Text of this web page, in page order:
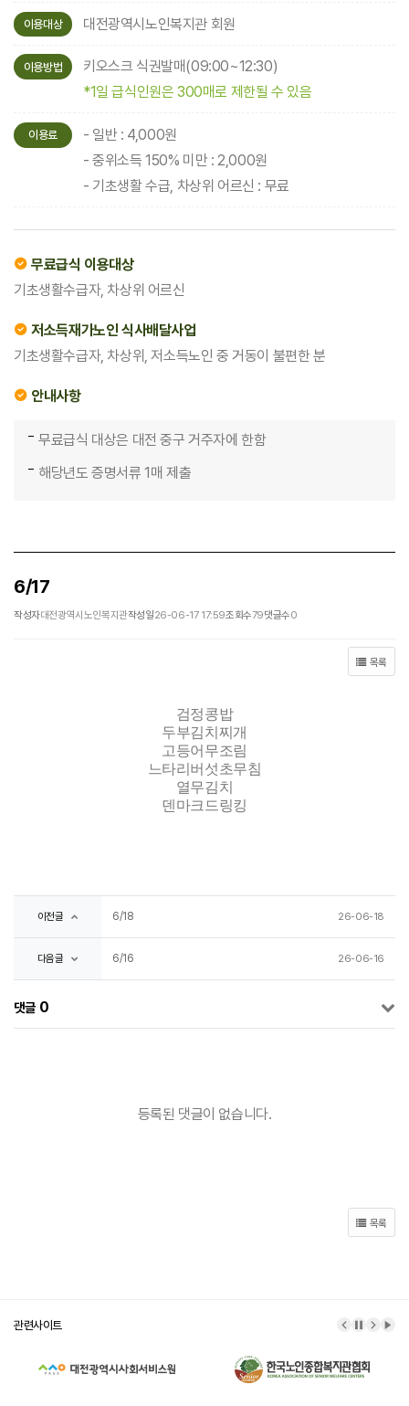
이용대상 대전광역시노인복지관 회원
이용방법
키오스크 식권발매(09:00~12:30)
*1일 급식인원은 300매로 제한될 수 있음
이용료
- 일반 : 4,000원
- 중위소득 150% 미만 : 2,000원
- 기초생활 수급, 차상위 어르신 : 무료
무료급식 이용대상
기초생활수급자, 차상위 어르신
저소득재가노인 식사배달사업
기초생활수급자, 차상위, 저소득노인 중 거동이 불편한 분
안내사항
무료급식 대상은 대전 중구 거주자에 한함
해당년도 증명서류 1매 제출
6/17
작성자대전광역시노인복지관작성일26-06-17 17:59조회수79댓글수0
목록
검정콩밥
두부김치찌개
고등어무조림
느타리버섯초무침
열무김치
덴마크드링킹
이전글 6/18 26-06-18
다음글 6/16 26-06-16
댓글 0
등록된 댓글이 없습니다.
목록
관련사이트 이전 배너
배너 정
다음
배